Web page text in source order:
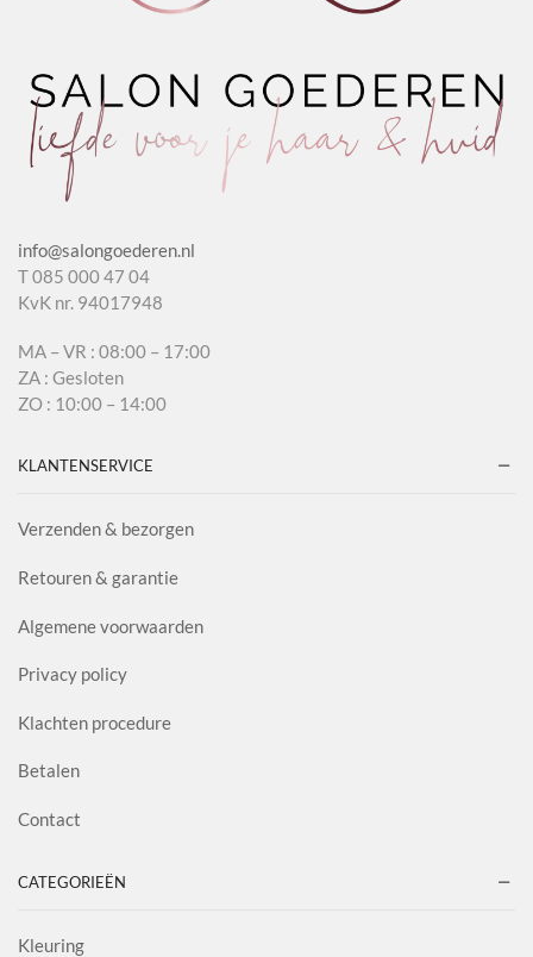
info@salongoederen.nl
T 085 000 47 04
KvK nr. 94017948
MA – VR : 08:00 – 17:00
ZA : Gesloten
ZO : 10:00 – 14:00
KLANTENSERVICE
Verzenden & bezorgen
Retouren & garantie
Algemene voorwaarden
Privacy policy
Klachten procedure
Betalen
Contact
CATEGORIEËN
Kleuring